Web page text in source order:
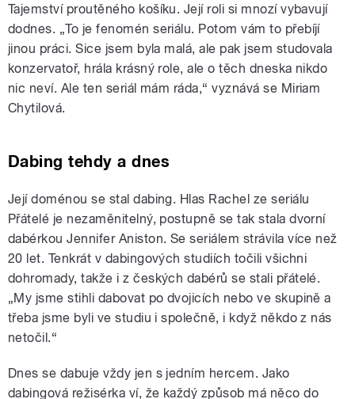
Tajemství proutěného košíku. Její roli si mnozí vybavují
dodnes. „To je fenomén seriálu. Potom vám to přebíjí
jinou práci. Sice jsem byla malá, ale pak jsem studovala
konzervatoř, hrála krásný role, ale o těch dneska nikdo
nic neví. Ale ten seriál mám ráda,“ vyznává se Miriam
Chytilová.
Dabing tehdy a dnes
Její doménou se stal dabing. Hlas Rachel ze seriálu
Přátelé je nezaměnitelný, postupně se tak stala dvorní
dabérkou Jennifer Aniston. Se seriálem strávila více než
20 let. Tenkrát v dabingových studiích točili všichni
dohromady, takže i z českých dabérů se stali přátelé.
„My jsme stihli dabovat po dvojicích nebo ve skupině a
třeba jsme byli ve studiu i společně, i když někdo z nás
netočil.“
Dnes se dabuje vždy jen s jedním hercem. Jako
dabingová režisérka ví, že každý způsob má něco do